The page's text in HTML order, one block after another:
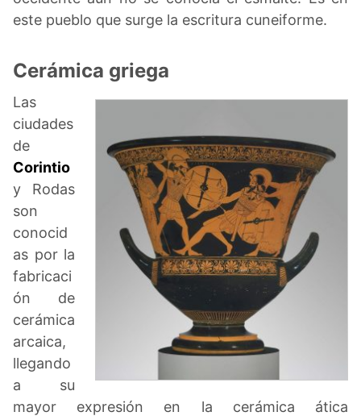
este pueblo que surge la escritura cuneiforme.
Cerámica griega
Las
ciudades
de
Corintio
y Rodas
son
conocid
as por la
fabricaci
ón de
cerámica
arcaica,
llegando
a su
mayor expresión en la cerámica ática